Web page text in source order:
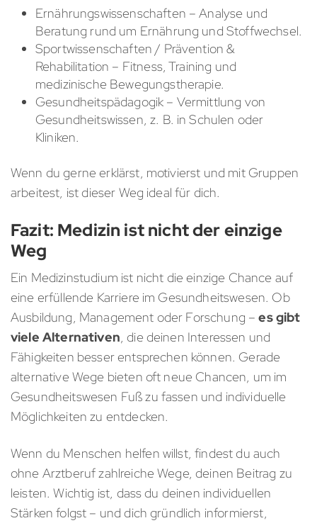
Ernährungswissenschaften – Analyse und
Beratung rund um Ernährung und Stoffwechsel.
Sportwissenschaften / Prävention &
Rehabilitation – Fitness, Training und
medizinische Bewegungstherapie.
Gesundheitspädagogik – Vermittlung von
Gesundheitswissen, z. B. in Schulen oder
Kliniken.
Wenn du gerne erklärst, motivierst und mit Gruppen
arbeitest, ist dieser Weg ideal für dich.
Fazit: Medizin ist nicht der einzige
Weg
Ein Medizinstudium ist nicht die einzige Chance auf
eine erfüllende Karriere im Gesundheitswesen. Ob
Ausbildung, Management oder Forschung –es gibt
viele Alternativen, die deinen Interessen und
Fähigkeiten besser entsprechen können. Gerade
alternative Wege bieten oft neue Chancen, um im
Gesundheitswesen Fuß zu fassen und individuelle
Möglichkeiten zu entdecken.
Wenn du Menschen helfen willst, findest du auch
ohne Arztberuf zahlreiche Wege, deinen Beitrag zu
leisten. Wichtig ist, dass du deinen individuellen
Stärken folgst – und dich gründlich informierst,